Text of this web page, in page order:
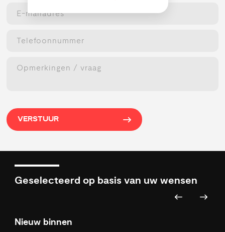
VERSTUUR
Geselecteerd op basis van uw wensen
Nieuw binnen